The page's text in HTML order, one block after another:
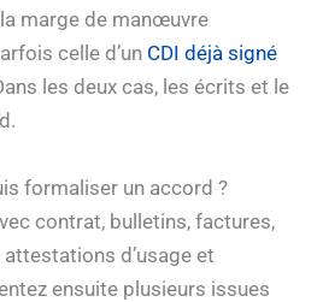
marge de manœuvre
celle d’un CDI déjà signé
les deux cas, les écrits et le
formaliser un accord ?
contrat, bulletins, factures,
d’usage et
ensuite plusieurs issues